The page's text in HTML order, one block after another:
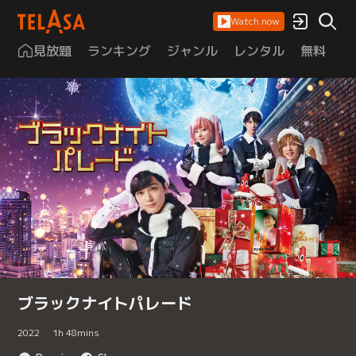
Watch now
見放題 ランキング ジャンル レンタル 無料
ブラックナイトパレード
2022 1h 48mins